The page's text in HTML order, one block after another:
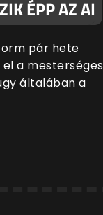
ÉPP AZ AI
pár hete
a mesterséges
általában a